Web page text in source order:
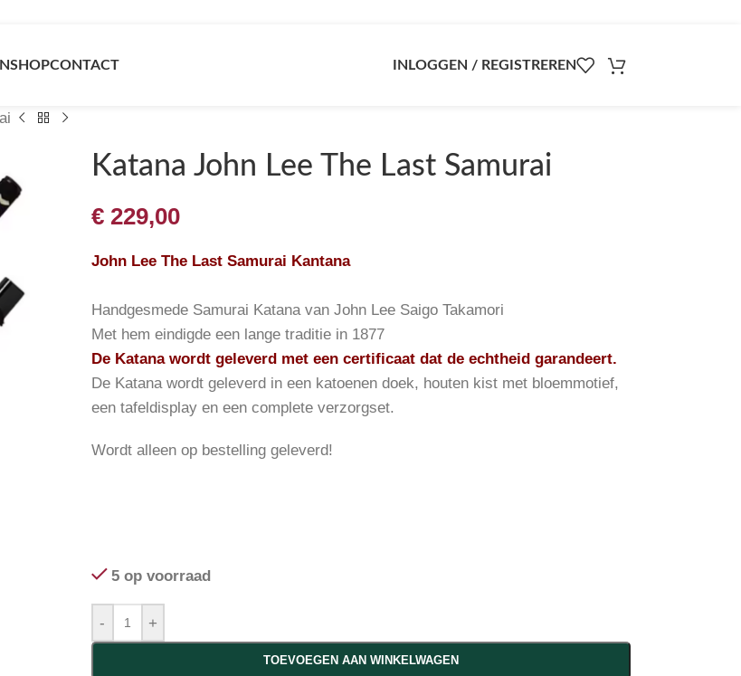
SHOPCONTACT INLOGGEN / REGISTREREN
Katana John Lee The Last Samurai
€229,00
John Lee The Last Samurai Kantana
Handgesmede Samurai Katana van John Lee Saigo Takamori
Met hem eindigde een lange traditie in 1877
De Katana wordt geleverd met een certificaat dat de echtheid garandeert.
De Katana wordt geleverd in een katoenen doek, houten kist met bloemmotief,
een tafeldisplay en een complete verzorgset.
Wordt alleen op bestelling geleverd!
5 op voorraad
- +
TOEVOEGEN AAN WINKELWAGEN